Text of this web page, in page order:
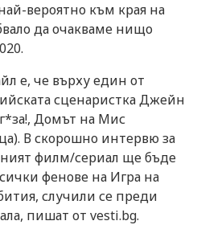
вероятно към края на
да очакваме нищо
е, че върху един от
сценаристка Джейн
Домът на Мис
В скорошно интервю за
филм/сериал ще бъде
фенове на Игра на
случили се преди
пишат от vesti.bg.